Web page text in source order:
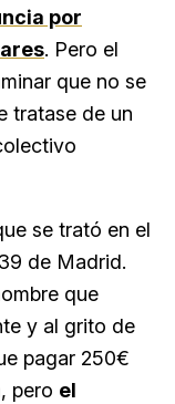
por
. Pero el
que no se
tratase de un
se trató en el
de Madrid.
que
y al grito de
pagar 250€
pero el